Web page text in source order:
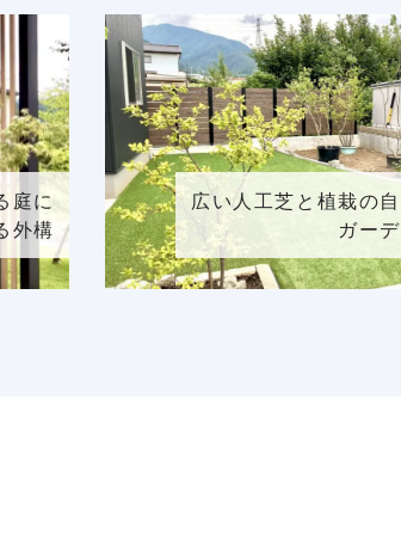
庭に
外構
広い人工芝と植栽の
ガー